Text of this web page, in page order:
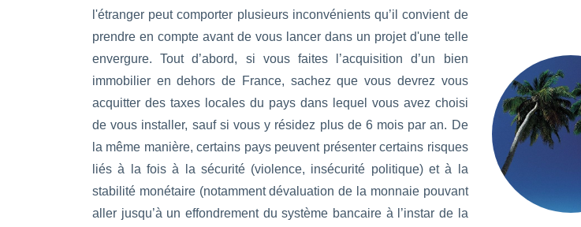
l'étranger peut comporter plusieurs inconvénients qu’il convient de
prendre en compte avant de vous lancer dans un projet d'une telle
envergure. Tout d’abord, si vous faites l’acquisition d’un bien
immobilier en dehors de France, sachez que vous devrez vous
acquitter des taxes locales du pays dans lequel vous avez choisi
de vous installer, sauf si vous y résidez plus de 6 mois par an. De
la même manière, certains pays peuvent présenter certains risques
liés à la fois à la sécurité (violence, insécurité politique) et à la
stabilité monétaire (notamment dévaluation de la monnaie pouvant
aller jusqu’à un effondrement du système bancaire à l’instar de la